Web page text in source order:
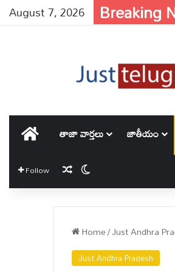
August 7, 2026 Breaking
తాజా వార్తలు జాతీయం
Follow Random Article
Home/Just Andhra
Just Andhra Pradesh